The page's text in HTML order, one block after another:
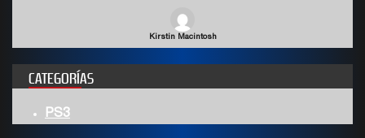
Kirstin Macintosh
CATEGORÍAS
PS3